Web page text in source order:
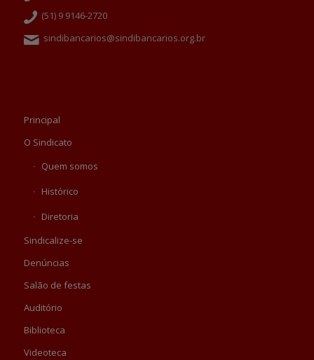
(51) 9 9146-2720
sindibancarios@sindibancarios.org.br
Principal
O Sindicato
Quem somos
Histórico
Diretoria
Sindicalize-se
Denúncias
Salão de festas
Auditório
Biblioteca
Videoteca